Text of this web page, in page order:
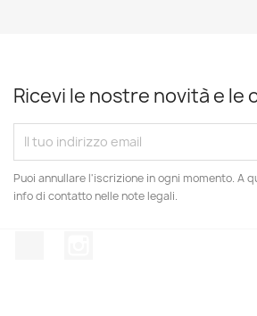
Ricevi le nostre novità e le
Puoi annullare l'iscrizione in ogni momento. A
info di contatto nelle note legali.